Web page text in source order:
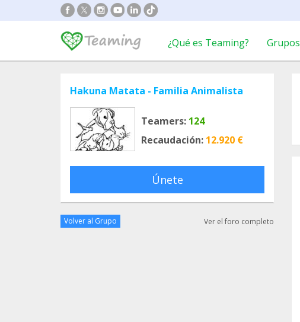
¿Qué es Teaming? Grupos
Hakuna Matata - Familia Animalista
Teamers: 124
Recaudación: 12.920 €
Únete
Volver al Grupo Ver el foro completo